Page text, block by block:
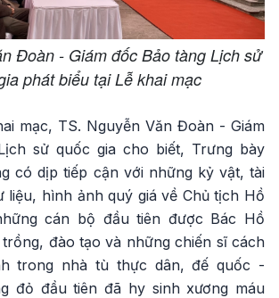
Đoàn - Giám đốc Bảo tàng Lịch sử
phát biểu tại Lễ khai mạc
mạc, TS. Nguyễn Văn Đoàn - Giám
sử quốc gia cho biết, Trưng bày
có dịp tiếp cận với những kỷ vật, tài
liệu, hình ảnh quý giá về Chủ tịch Hồ
cán bộ đầu tiên được Bác Hồ
trồng, đào tạo và những chiến sĩ cách
trong nhà tù thực dân, đế quốc -
đỏ đầu tiên đã hy sinh xương máu